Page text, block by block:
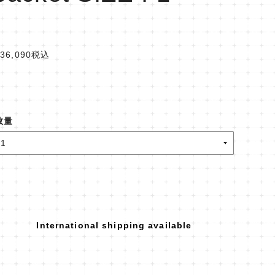
税込
量
International shipping available